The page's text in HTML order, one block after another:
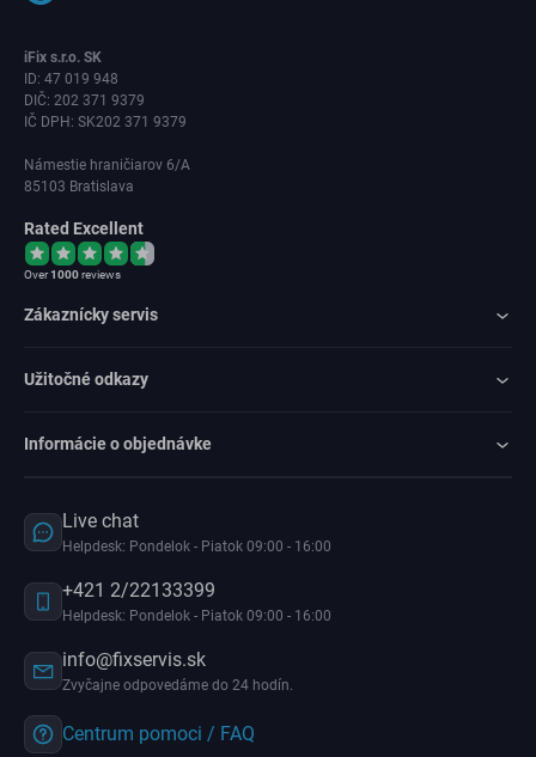
iFix s.r.o. SK
ID: 47 019 948
DIČ: 202 371 9379
IČ DPH: SK202 371 9379
Námestie hraničiarov 6/A
85103 Bratislava
Rated Excellent
Over1000reviews
Zákaznícky servis
Užitočné odkazy
Informácie o objednávke
Live chat
Helpdesk: Pondelok - Piatok 09:00 - 16:00
+421 2/22133399
Helpdesk: Pondelok - Piatok 09:00 - 16:00
info@fixservis.sk
Zvyčajne odpovedáme do 24 hodín.
Centrum pomoci / FAQ